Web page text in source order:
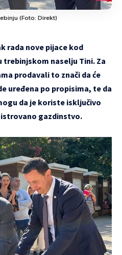
(Foto: Direkt)
rada nove pijace kod
trebinjskom naselju Tini. Za
prodavali to znači da će
uređena po propisima, te da
da je koriste isključivo
gazdinstvo.